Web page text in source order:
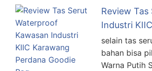
Review
Industri
selain tas
bahan bisa
Warna Putih